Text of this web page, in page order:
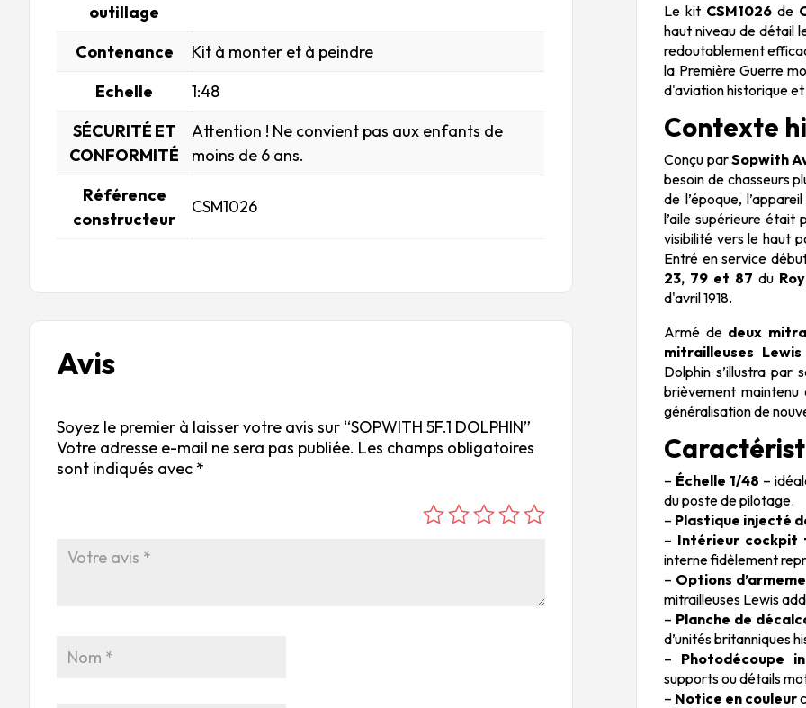
outillage
Contenance
Kit à monter et à peindre
Echelle
1:48
SÉCURITÉ ET
CONFORMITÉ
Attention ! Ne convient pas aux enfants de
moins de 6 ans.
Référence
constructeur
CSM1026
Avis
Soyez le premier à laisser votre avis sur “SOPWITH 5F.1 DOLPHIN”
Votre adresse e-mail ne sera pas publiée. Les champs obligatoires
sont indiqués avec *
s
Le kit CSM1026 de
haut niveau de détail
redoutablement
la Première Guerre
d'aviation historique
Contexte
Conçu parSopwith
besoin de chasseurs
de l’époque,
l’aile supérieure était
visibilité vers le haut
Entré en service
23, 79 et 87 du
d'avril 1918.
Armé de deux
mitrailleuses
Dolphin s’illustra
brièvement maintenu
généralisation de
– Échelle 1/48 –
du poste de pilotage.
– Plastique injecté
– Intérieur cockpit
interne fidèlement
– Options
mitrailleuses Lewis
– Planche de
d’unités britanniques
– Photodécoupe
supports ou détails
– Notice en couleur